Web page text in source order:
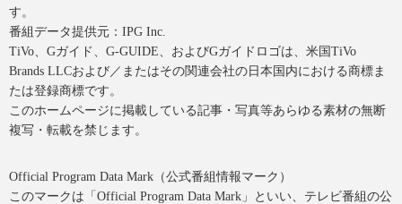
す。
番組データ提供元：IPG Inc.
TiVo、Gガイド、G-GUIDE、およびGガイドロゴは、米国TiVo
Brands LLCおよび／またはその関連会社の日本国内における商標ま
たは登録商標です。
このホームページに掲載している記事・写真等あらゆる素材の無断
複写・転載を禁じます。
Official Program Data Mark（公式番組情報マーク）
このマークは「Official Program Data Mark」といい、テレビ番組の公